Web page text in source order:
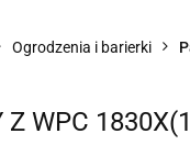
Ogrodzenia i barierki
Z WPC